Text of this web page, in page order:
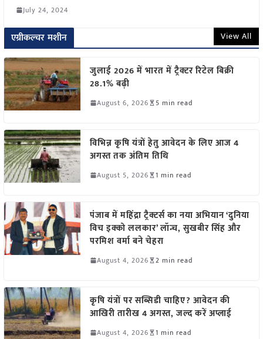
July 24, 2024
एग्रीकल्चर मशीन View All
जुलाई 2026 में भारत में ट्रैक्टर रिटेल बिक्री
28.1% बढ़ी
August 6, 2026 5 min read
विभिन्न कृषि यंत्रों हेतु आवेदन के लिए आज 4
अगस्त तक अंतिम तिथि
August 5, 2026 1 min read
पंजाब में महिंद्रा ट्रैक्टर्स का नया अभियान ‘दुनिया
विच इक्को ललकार’ लॉन्च, सुखबीर सिंह और
परमिश वर्मा बने चेहरा
August 4, 2026 2 min read
कृषि यंत्रों पर सब्सिडी चाहिए? आवेदन की
आखिरी तारीख 4 अगस्त, जल्द करें अप्लाई
August 4, 2026 1 min read